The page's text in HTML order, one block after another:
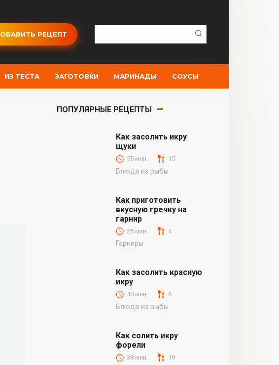
РЕЦЕПТ
ИЗ ТЕСТА ЗАГОТОВКИ МАРИНАДЫ СОУСЫ
ПОПУЛЯРНЫЕ РЕЦЕПТЫ
Как засолить икру
щуки
55 мин. 15
Блюда из рыбы
Как приготовить
вкусную гречку на
гарнир
25 мин. 4
Гарниры
Как засолить красную
икру
40 мин. 6
Блюда из рыбы
Как солить икру
форели
38 мин. 19